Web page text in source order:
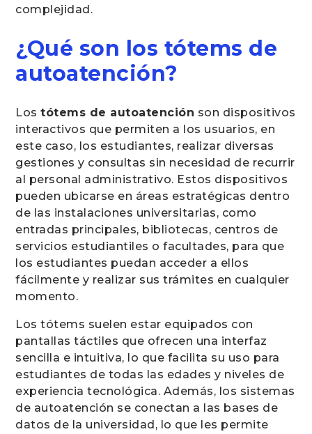
complejidad.
¿Qué son los tótems de
autoatención?
Lostótems de autoatención son dispositivos
interactivos que permiten a los usuarios, en
este caso, los estudiantes, realizar diversas
gestiones y consultas sin necesidad de recurrir
al personal administrativo. Estos dispositivos
pueden ubicarse en áreas estratégicas dentro
de las instalaciones universitarias, como
entradas principales, bibliotecas, centros de
servicios estudiantiles o facultades, para que
los estudiantes puedan acceder a ellos
fácilmente y realizar sus trámites en cualquier
momento.
Los tótems suelen estar equipados con
pantallas táctiles que ofrecen una interfaz
sencilla e intuitiva, lo que facilita su uso para
estudiantes de todas las edades y niveles de
experiencia tecnológica. Además, los sistemas
de autoatención se conectan a las bases de
datos de la universidad, lo que les permite